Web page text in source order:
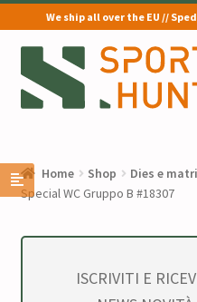
We ship all over the EU //
Vai
alla
navigazione
Vai
al
contenuto
Home Shop Dies e
Special WC Gruppo B #18307
ISCRIVITI E